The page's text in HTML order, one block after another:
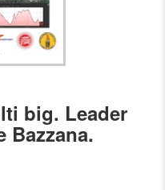
big. Leader
Bazzana.